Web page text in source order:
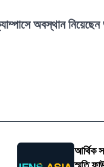
অবস্থান
আর্থিক